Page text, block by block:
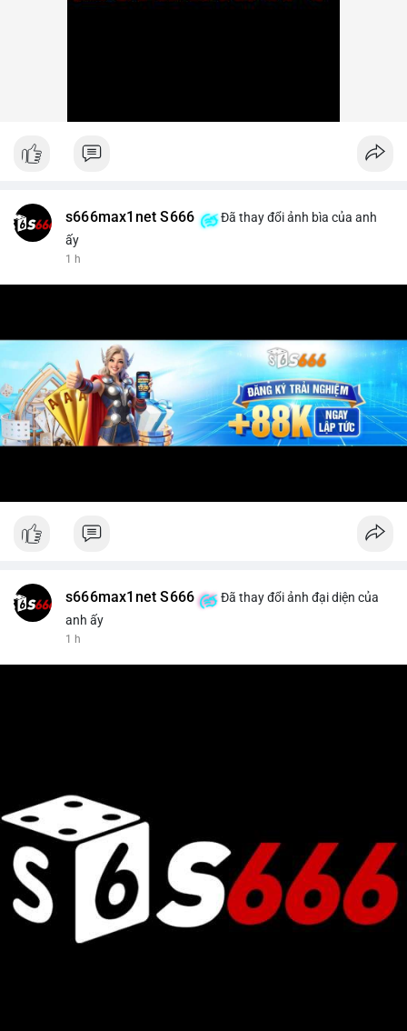
s666max1net S666
Đã thay đổi ảnh bìa của anh
ấy
1 h
s666max1net S666
Đã thay đổi ảnh đại diện của
anh ấy
1 h